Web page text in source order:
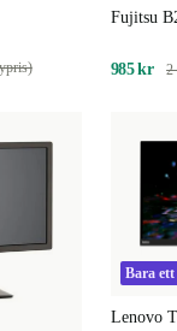
Fujitsu
985 kr 2
Bara
Lenovo